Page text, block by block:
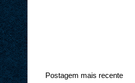
Postagem mais recente